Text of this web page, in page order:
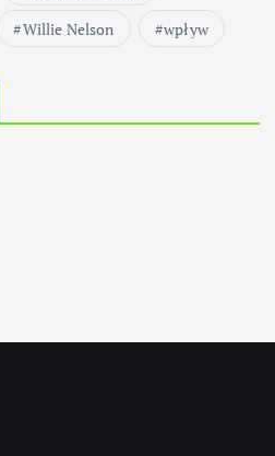
Willie Nelson wpływ